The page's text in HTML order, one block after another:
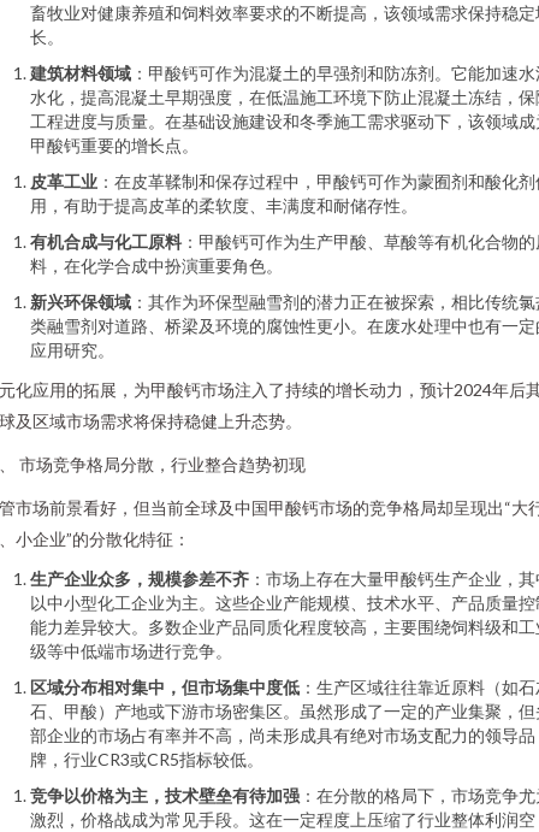
畜牧业对健康养殖和饲料效率要求的不断提高，该领域需求保持稳定
长。
建筑材料领域 ：甲酸钙可作为混凝土的早强剂和防冻剂。它能加速水
水化，提高混凝土早期强度，在低温施工环境下防止混凝土冻结，保
工程进度与质量。在基础设施建设和冬季施工需求驱动下，该领域成
甲酸钙重要的增长点。
皮革工业 ：在皮革鞣制和保存过程中，甲酸钙可作为蒙囿剂和酸化剂
用，有助于提高皮革的柔软度、丰满度和耐储存性。
有机合成与化工原料 ：甲酸钙可作为生产甲酸、草酸等有机化合物
料，在化学合成中扮演重要角色。
新兴环保领域 ：其作为环保型融雪剂的潜力正在被探索，相比传统氯
类融雪剂对道路、桥梁及环境的腐蚀性更小。在废水处理中也有一定
应用研究。
化应用的拓展，为甲酸钙市场注入了持续的增长动力，预计2024年后
及区域市场需求将保持稳健上升态势。
市场竞争格局分散，行业整合趋势初现
市场前景看好，但当前全球及中国甲酸钙市场的竞争格局却呈现出“大
小企业”的分散化特征：
生产企业众多，规模参差不齐 ：市场上存在大量甲酸钙生产企业，
以中小型化工企业为主。这些企业产能规模、技术水平、产品质量控
能力差异较大。多数企业产品同质化程度较高，主要围绕饲料级和工
级等中低端市场进行竞争。
区域分布相对集中，但市场集中度低 ：生产区域往往靠近原料（如
石、甲酸）产地或下游市场密集区。虽然形成了一定的产业集聚，但
部企业的市场占有率并不高，尚未形成具有绝对市场支配力的领导品
牌，行业CR3或CR5指标较低。
竞争以价格为主，技术壁垒有待加强 ：在分散的格局下，市场竞争
激烈，价格战成为常见手段。这在一定程度上压缩了行业整体利润空